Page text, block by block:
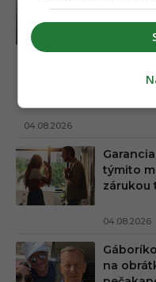
Gáboríka nekončí,
04.08.2026
týmito
zárukou
04.08.2026
na